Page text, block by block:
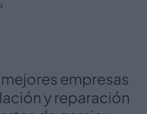
mejores empresas
y reparación